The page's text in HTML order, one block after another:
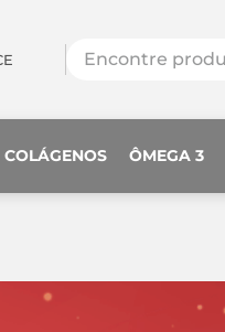
Encontre produtos
COLÁGENOS ÔMEGA 3